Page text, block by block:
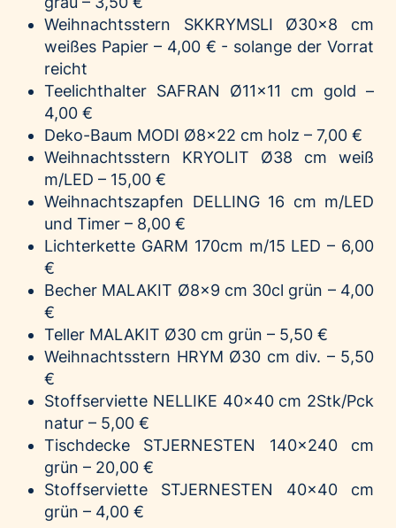
Weihnachtsstern SKKRYMSLI Ø30x8 cm
weißes Papier – 4,00 € - solange der Vorrat
reicht
Teelichthalter SAFRAN Ø11x11 cm gold –
4,00 €
Deko-Baum MODI Ø8x22 cm holz – 7,00 €
Weihnachtsstern KRYOLIT Ø38 cm weiß
m/LED – 15,00 €
Weihnachtszapfen DELLING16 cm m/LED
und Timer – 8,00 €
Lichterkette GARM 170cm m/15 LED – 6,00
€
Becher MALAKIT Ø8x9 cm 30cl grün – 4,00
€
Teller MALAKIT Ø30 cm grün – 5,50 €
Weihnachtsstern HRYM Ø30 cm div. – 5,50
€
Stoffserviette NELLIKE 40x40 cm 2Stk/Pck
natur – 5,00 €
Tischdecke STJERNESTEN
140x240 cm
grün – 20,00 €
Stoffserviette STJERNESTEN 40x40 cm
grün – 4,00 €